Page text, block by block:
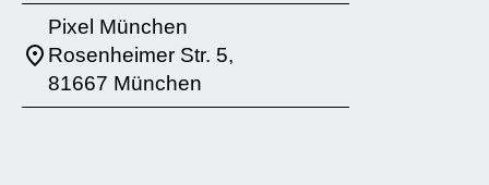
Pixel München
Rosenheimer Str. 5,
81667 München